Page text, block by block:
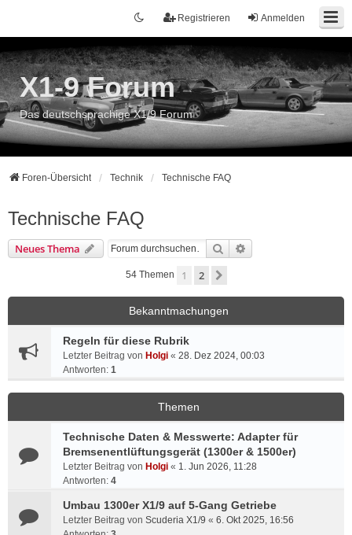
Anmelden
Registrieren
X1-9 Forum
Das deutschsprachige X1/9 Forum
Foren-Übersicht Technik Technische FAQ
Technische FAQ
Neues Thema Suche
54 Themen 1 2
Bekanntmachungen
Regeln für diese Rubrik
Letzter Beitrag von Holgi « 28. Dez 2024, 00:03
Antworten: 1
Themen
Technische Daten & Messwerte: Adapter für
Bremsenentlüftungsgerät (1300er & 1500er)
Letzter Beitrag von Holgi « 1. Jun 2026, 11:28
Antworten: 4
Umbau 1300er X1/9 auf 5-Gang Getriebe
Letzter Beitrag von Scuderia X1/9 « 6. Okt 2025, 16:56